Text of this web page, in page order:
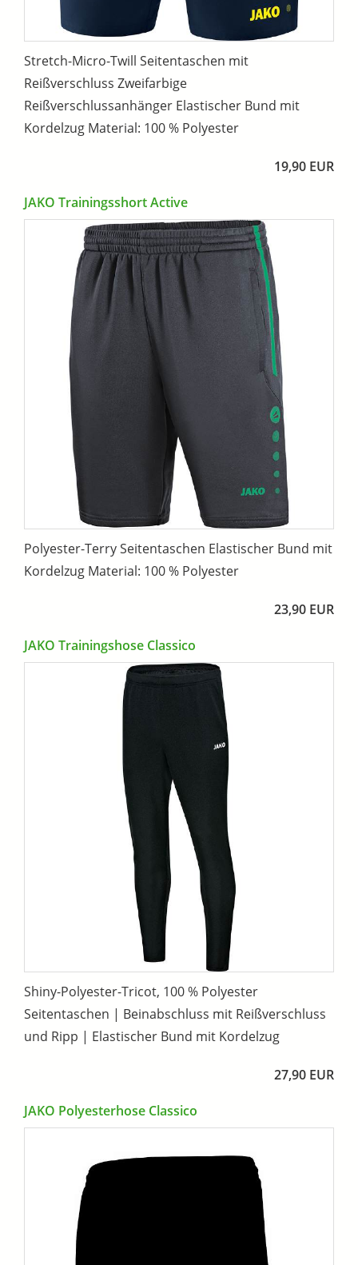
Stretch-Micro-Twill Seitentaschen mit
Reißverschluss Zweifarbige
Reißverschlussanhänger Elastischer Bund mit
Kordelzug Material: 100 % Polyester
19,90 EUR
JAKO Trainingsshort Active
Polyester-Terry Seitentaschen Elastischer Bund mit
Kordelzug Material: 100 % Polyester
23,90 EUR
JAKO Trainingshose Classico
Shiny-Polyester-Tricot, 100 % Polyester
Seitentaschen | Beinabschluss mit Reißverschluss
und Ripp | Elastischer Bund mit Kordelzug
27,90 EUR
JAKO Polyesterhose Classico